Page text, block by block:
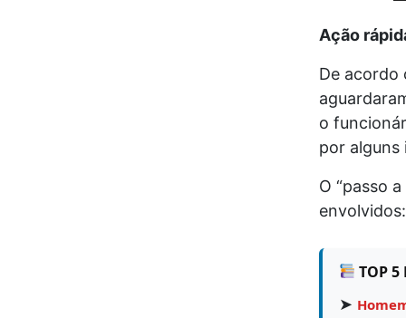
Ação
De acordo
o
por alguns
O “passo
envolvidos:
TOP 5
➤